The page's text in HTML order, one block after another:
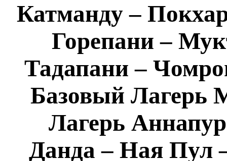
Катманду –
Горепани –
Тадапани –
Базовый Лагерь
Лагерь
Данда – Ная Пул